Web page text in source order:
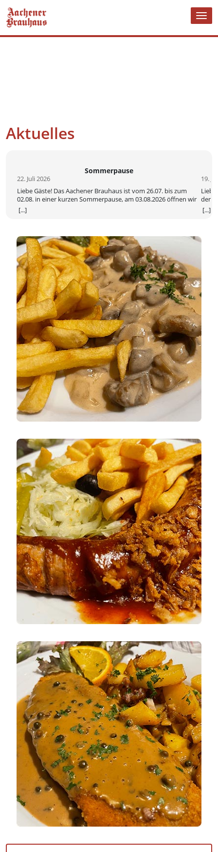
Skip
content
Aktuelles
Sommerpause
22. Juli 2026
Liebe Gäste! Das Aachener Brauhaus ist vom 26.07. bis zum
02.08. in einer kurzen Sommerpause, am 03.08.2026 öffnen wir
ab 16:00 Uhr für Sie! We are in a short summer break from 26
JULY until 02 AUGUST, we reopen on 03 AUGUST at 16.00h /
[...]
19.
der
[...]